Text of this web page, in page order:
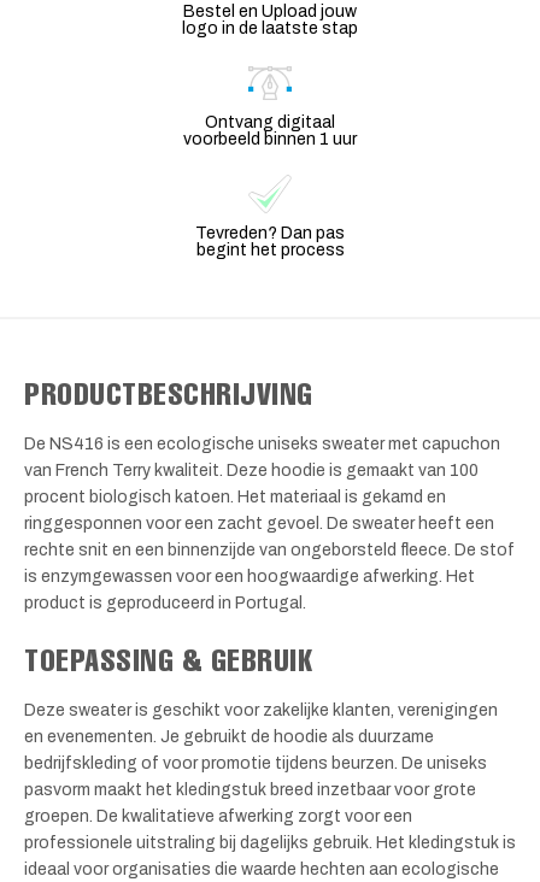
Bestel en Upload jouw
logo in de laatste stap
Ontvang digitaal
voorbeeld binnen 1 uur
Tevreden? Dan pas
begint het process
PRODUCTBESCHRIJVING
De NS416 is een ecologische uniseks sweater met capuchon
van French Terry kwaliteit. Deze hoodie is gemaakt van 100
procent biologisch katoen. Het materiaal is gekamd en
ringgesponnen voor een zacht gevoel. De sweater heeft een
rechte snit en een binnenzijde van ongeborsteld fleece. De stof
is enzymgewassen voor een hoogwaardige afwerking. Het
product is geproduceerd in Portugal.
TOEPASSING & GEBRUIK
Deze sweater is geschikt voor zakelijke klanten, verenigingen
en evenementen. Je gebruikt de hoodie als duurzame
bedrijfskleding of voor promotie tijdens beurzen. De uniseks
pasvorm maakt het kledingstuk breed inzetbaar voor grote
groepen. De kwalitatieve afwerking zorgt voor een
professionele uitstraling bij dagelijks gebruik. Het kledingstuk is
ideaal voor organisaties die waarde hechten aan ecologische